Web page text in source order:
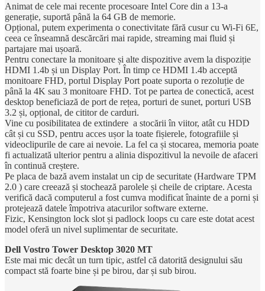
Animat de cele mai recente procesoare Intel Core din a 13-a
generație, suportă până la 64 GB de memorie.
Opțional, putem experimenta o conectivitate fără cusur cu Wi-Fi 6E,
ceea ce înseamnă descărcări mai rapide, streaming mai fluid și
partajare mai ușoară.
Pentru conectare la monitoare și alte dispozitive avem la dispoziție
HDMI 1.4b și un Display Port. În timp ce HDMI 1.4b acceptă
monitoare FHD, portul Display Port poate suporta o rezoluție de
până la 4K sau 3 monitoare FHD. Tot pe partea de conectică, acest
desktop beneficiază de port de rețea, porturi de sunet, porturi USB
3.2 și, opțional, de cititor de carduri.
Vine cu posibilitatea de extindere a stocării în viitor, atât cu HDD
cât și cu SSD, pentru acces ușor la toate fișierele, fotografiile și
videoclipurile de care ai nevoie. La fel ca și stocarea, memoria poate
fi actualizată ulterior pentru a alinia dispozitivul la nevoile de afaceri
în continuă creștere.
Pe placa de bază avem instalat un cip de securitate (Hardware TPM
2.0 ) care creează și stochează parolele și cheile de criptare. Acesta
verifică dacă computerul a fost cumva modificat înainte de a porni și
protejează datele împotriva atacurilor software externe.
Fizic, Kensington lock slot și padlock loops cu care este dotat acest
model oferă un nivel suplimentar de securitate.
Dell Vostro Tower Desktop 3020 MT
Este mai mic decât un turn tipic, astfel că datorită designului său
compact stă foarte bine și pe birou, dar și sub birou.